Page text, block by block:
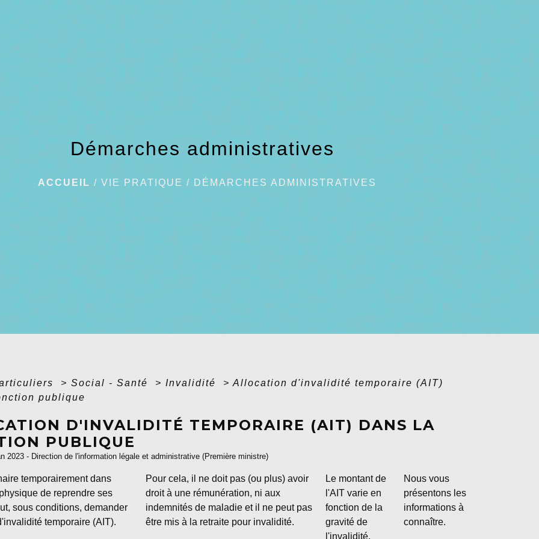
Démarches administratives
ACCUEIL /VIE PRATIQUE / DÉMARCHES ADMINISTRATIVES
> Social - Santé > Invalidité > Allocation d'invalidité temporaire (AIT)
publique
D'INVALIDITÉ TEMPORAIRE (AIT) DANS LA
PUBLIQUE
2023 - Direction de l'information légale et administrative (Première ministre)
temporairement dans
de reprendre ses
sous conditions, demander
temporaire (AIT).
Pour cela, il ne doit pas (ou plus) avoir
droit à une rémunération, ni aux
indemnités de maladie et il ne peut pas
être mis à la retraite pour invalidité.
Le montant de
l'AIT varie en
fonction de la
gravité de
l'invalidité.
Nous vous
présentons les
informations à
connaître.